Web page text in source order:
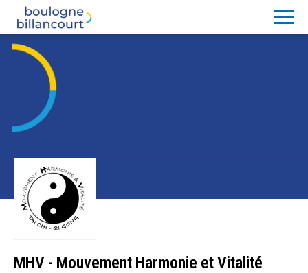
MHV - Mouvement Harmonie et Vitalité